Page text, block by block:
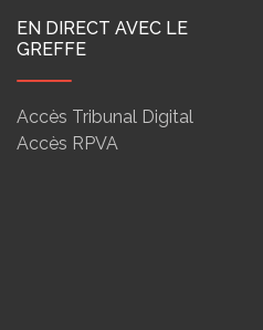
EN DIRECT AVEC LE
GREFFE
Accès Tribunal Digital
Accès RPVA